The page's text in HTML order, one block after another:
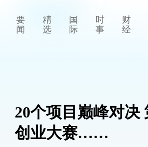
要
闻
精
选
国
际
时
事
财
经
20个项目巅峰对决
创业大赛……